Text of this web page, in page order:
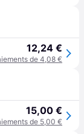
12,24 €
de 4,08 €
15,00 €
de 5,00 €